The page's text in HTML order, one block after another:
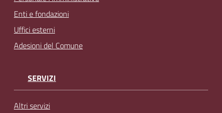
Enti e fondazioni
Uffici esterni
Adesioni del Comune
SERVIZI
Altri servizi